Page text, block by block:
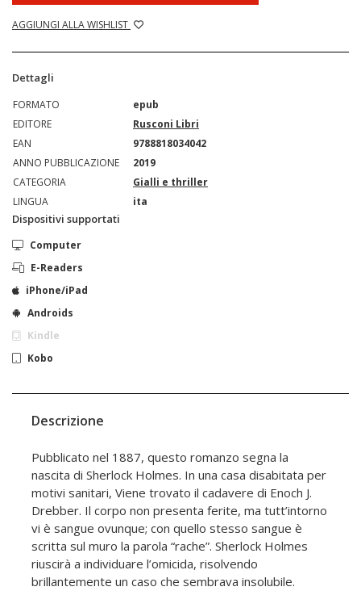
AGGIUNGI ALLA WISHLIST
Dettagli
FORMATO
epub
EDITORE
Rusconi Libri
EAN
9788818034042
ANNO PUBBLICAZIONE
2019
CATEGORIA
Gialli e thriller
LINGUA
ita
Dispositivi supportati
Computer
E-Readers
iPhone/iPad
Androids
Kindle
Kobo
Descrizione
Pubblicato nel 1887, questo romanzo segna la
nascita di Sherlock Holmes. In una casa disabitata per
motivi sanitari, Viene trovato il cadavere di Enoch J.
Drebber. Il corpo non presenta ferite, ma tutt’intorno
vi è sangue ovunque; con quello stesso sangue è
scritta sul muro la parola “rache”. Sherlock Holmes
riuscirà a individuare l’omicida, risolvendo
brillantemente un caso che sembrava insolubile.